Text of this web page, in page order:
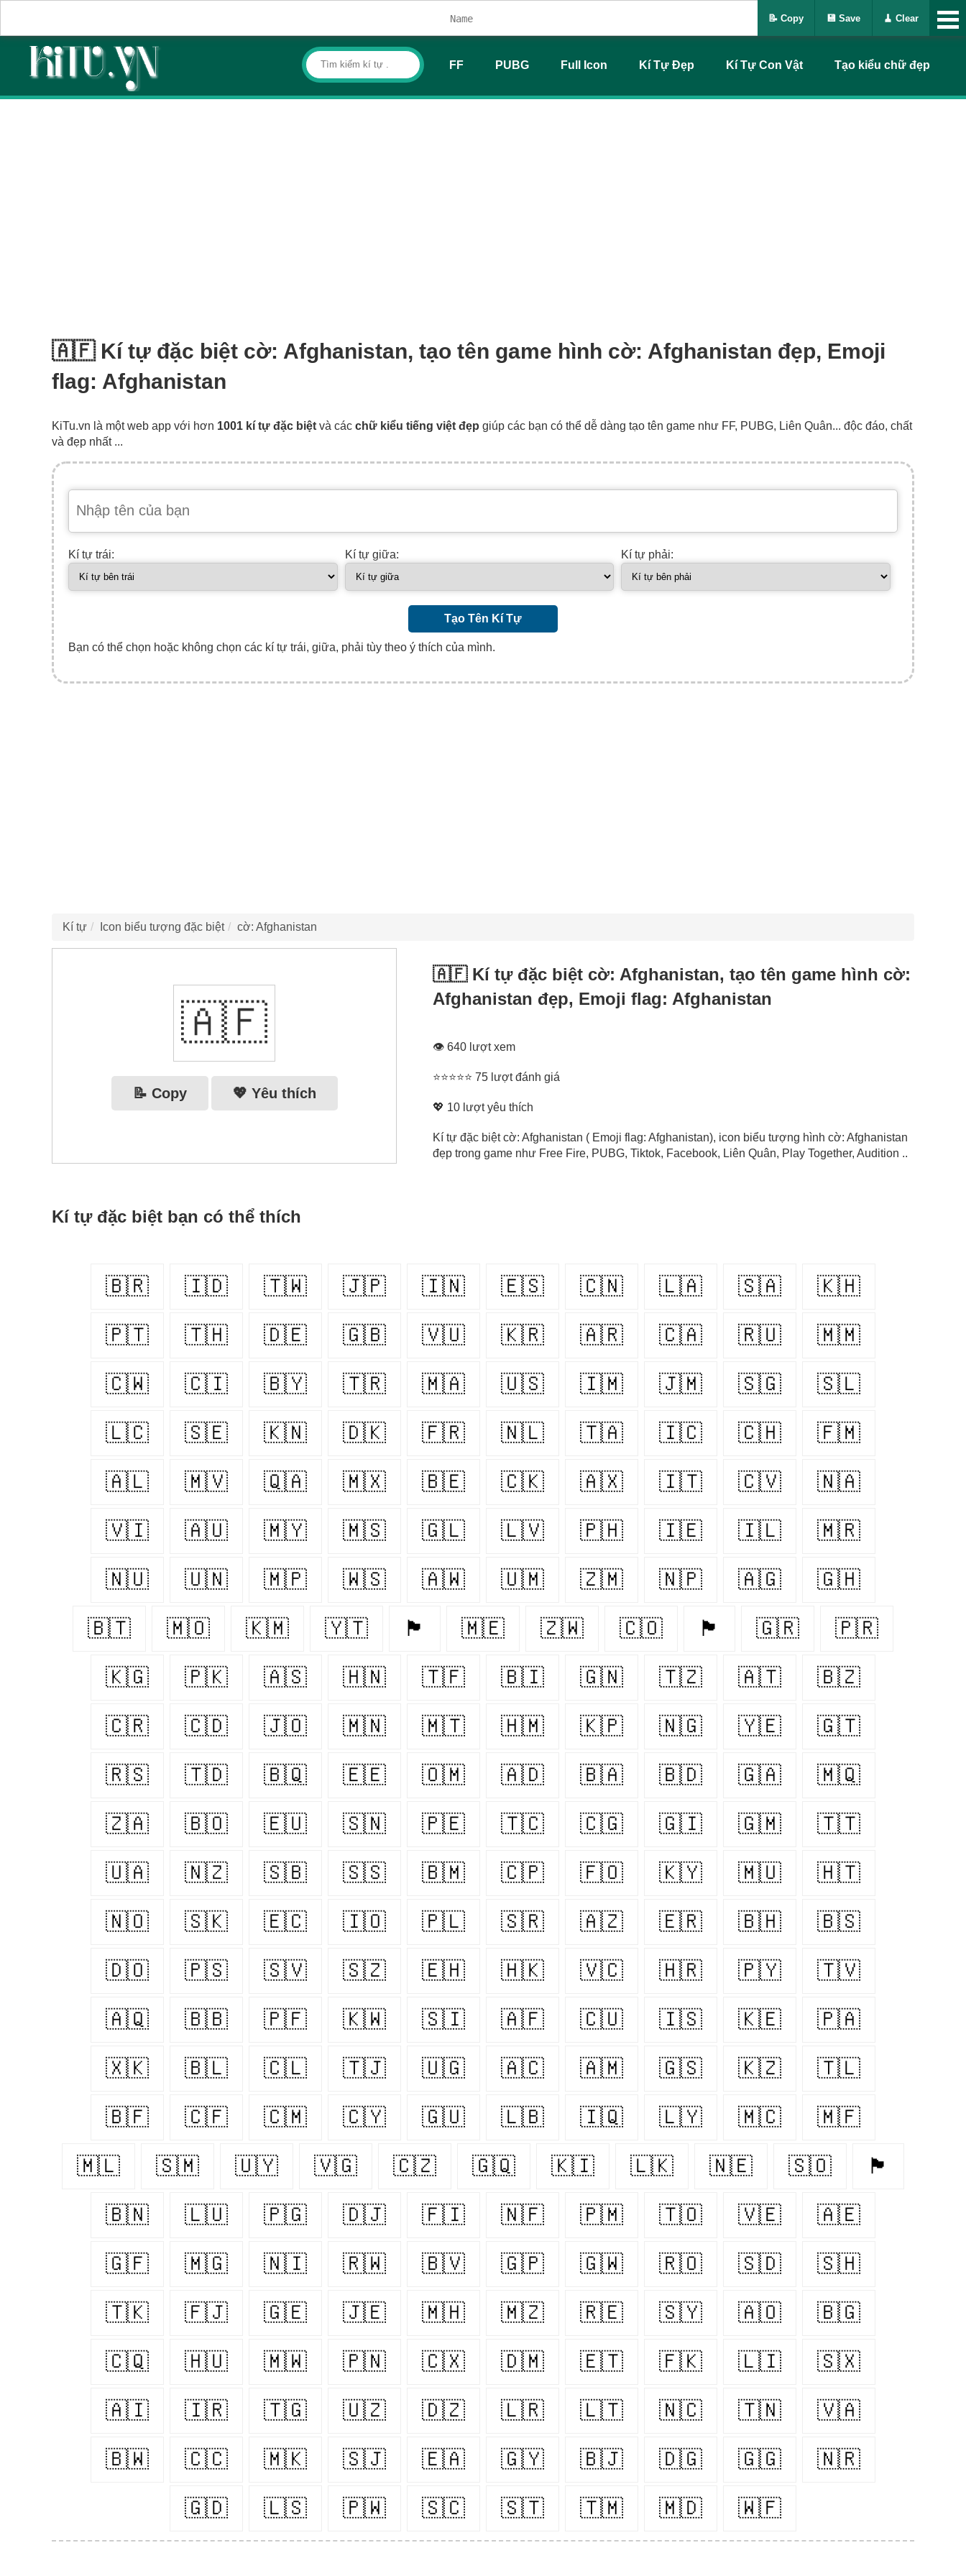
FF PUBG Full Icon Kí Tự Đẹp Kí Tự Con Vật Tạo kiểu chữ đẹp
🇦🇫 Kí tự đặc biệt cờ: Afghanistan, tạo tên game hình cờ: Afghanistan đẹp, Emoji
flag: Afghanistan
KiTu.vn là một web app với hơn 1001 kí tự đặc biệt và các chữ kiểu tiếng việt đẹp giúp các bạn có thể dễ dàng tạo tên game như FF, PUBG, Liên Quân... độc đáo, chất
và đẹp nhất ...
Kí tự trái: Kí tự giữa: Kí tự phải:
Tạo Tên Kí Tự
Bạn có thể chọn hoặc không chọn các kí tự trái, giữa, phải tùy theo ý thích của mình.
Kí tự Icon biểu tượng đặc biệt cờ: Afghanistan
🇦🇫
📝 Copy 💖 Yêu thích
🇦🇫 Kí tự đặc biệt cờ: Afghanistan, tạo tên game hình cờ:
Afghanistan đẹp, Emoji flag: Afghanistan
👁 640 lượt xem
⭐⭐⭐⭐⭐ 75 lượt đánh giá
💖 10 lượt yêu thích
Kí tự đặc biệt cờ: Afghanistan ( Emoji flag: Afghanistan), icon biểu tượng hình cờ: Afghanistan
đẹp trong game như Free Fire, PUBG, Tiktok, Facebook, Liên Quân, Play Together, Audition ..
Kí tự đặc biệt bạn có thể thích
🇧🇷 🇮🇩 🇹🇼 🇯🇵 🇮🇳 🇪🇸 🇨🇳 🇱🇦 🇸🇦 🇰🇭
🇵🇹 🇹🇭 🇩🇪 🇬🇧 🇻🇺 🇰🇷 🇦🇷 🇨🇦 🇷🇺 🇲🇲
🇨🇼 🇨🇮 🇧🇾 🇹🇷 🇲🇦 🇺🇸 🇮🇲 🇯🇲 🇸🇬 🇸🇱
🇱🇨 🇸🇪 🇰🇳 🇩🇰 🇫🇷 🇳🇱 🇹🇦 🇮🇨 🇨🇭 🇫🇲
🇦🇱 🇲🇻 🇶🇦 🇲🇽 🇧🇪 🇨🇰 🇦🇽 🇮🇹 🇨🇻 🇳🇦
🇻🇮 🇦🇺 🇲🇾 🇲🇸 🇬🇱 🇱🇻 🇵🇭 🇮🇪 🇮🇱 🇲🇷
🇳🇺 🇺🇳 🇲🇵 🇼🇸 🇦🇼 🇺🇲 🇿🇲 🇳🇵 🇦🇬 🇬🇭
🇧🇹 🇲🇴 🇰🇲 🇾🇹 🏴󠁧󠁢󠁥󠁮󠁧󠁿 🇲🇪 🇿🇼 🇨🇴 🏴󠁧󠁢󠁳󠁣󠁴󠁿 🇬🇷 🇵🇷
🇰🇬 🇵🇰 🇦🇸 🇭🇳 🇹🇫 🇧🇮 🇬🇳 🇹🇿 🇦🇹 🇧🇿
🇨🇷 🇨🇩 🇯🇴 🇲🇳 🇲🇹 🇭🇲 🇰🇵 🇳🇬 🇾🇪 🇬🇹
🇷🇸 🇹🇩 🇧🇶 🇪🇪 🇴🇲 🇦🇩 🇧🇦 🇧🇩 🇬🇦 🇲🇶
🇿🇦 🇧🇴 🇪🇺 🇸🇳 🇵🇪 🇹🇨 🇨🇬 🇬🇮 🇬🇲 🇹🇹
🇺🇦 🇳🇿 🇸🇧 🇸🇸 🇧🇲 🇨🇵 🇫🇴 🇰🇾 🇲🇺 🇭🇹
🇳🇴 🇸🇰 🇪🇨 🇮🇴 🇵🇱 🇸🇷 🇦🇿 🇪🇷 🇧🇭 🇧🇸
🇩🇴 🇵🇸 🇸🇻 🇸🇿 🇪🇭 🇭🇰 🇻🇨 🇭🇷 🇵🇾 🇹🇻
🇦🇶 🇧🇧 🇵🇫 🇰🇼 🇸🇮 🇦🇫 🇨🇺 🇮🇸 🇰🇪 🇵🇦
🇽🇰 🇧🇱 🇨🇱 🇹🇯 🇺🇬 🇦🇨 🇦🇲 🇬🇸 🇰🇿 🇹🇱
🇧🇫 🇨🇫 🇨🇲 🇨🇾 🇬🇺 🇱🇧 🇮🇶 🇱🇾 🇲🇨 🇲🇫
🇲🇱 🇸🇲 🇺🇾 🇻🇬 🇨🇿 🇬🇶 🇰🇮 🇱🇰 🇳🇪 🇸🇴 🏴󠁧󠁢󠁷󠁬󠁳󠁿
🇧🇳 🇱🇺 🇵🇬 🇩🇯 🇫🇮 🇳🇫 🇵🇲 🇹🇴 🇻🇪 🇦🇪
🇬🇫 🇲🇬 🇳🇮 🇷🇼 🇧🇻 🇬🇵 🇬🇼 🇷🇴 🇸🇩 🇸🇭
🇹🇰 🇫🇯 🇬🇪 🇯🇪 🇲🇭 🇲🇿 🇷🇪 🇸🇾 🇦🇴 🇧🇬
🇨🇶 🇭🇺 🇲🇼 🇵🇳 🇨🇽 🇩🇲 🇪🇹 🇫🇰 🇱🇮 🇸🇽
🇦🇮 🇮🇷 🇹🇬 🇺🇿 🇩🇿 🇱🇷 🇱🇹 🇳🇨 🇹🇳 🇻🇦
🇧🇼 🇨🇨 🇲🇰 🇸🇯 🇪🇦 🇬🇾 🇧🇯 🇩🇬 🇬🇬 🇳🇷
🇬🇩 🇱🇸 🇵🇼 🇸🇨 🇸🇹 🇹🇲 🇲🇩 🇼🇫
📝 Copy 💾 Save 🧹 Clear